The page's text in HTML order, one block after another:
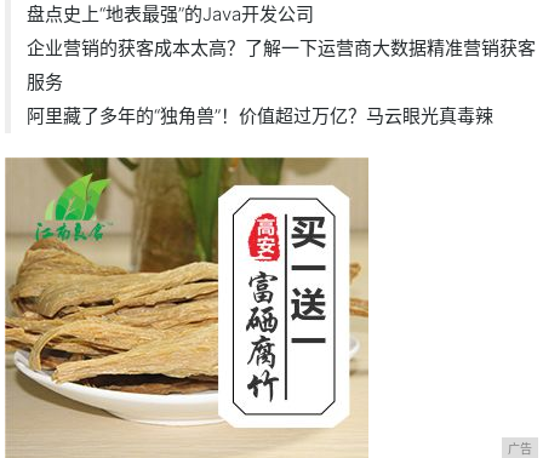
盘点史上“地表最强”的Java开发公司
企业营销的获客成本太高？了解一下运营商大数据精准营销获客
服务
阿里藏了多年的“独角兽”！价值超过万亿？马云眼光真毒辣
广告